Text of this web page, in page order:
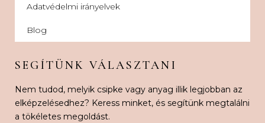
Adatvédelmi irányelvek
Blog
SEGÍTÜNK VÁLASZTANI
Nem tudod, melyik csipke vagy anyag illik legjobban az
elképzelésedhez? Keress minket, és segítünk megtalálni
a tökéletes megoldást.